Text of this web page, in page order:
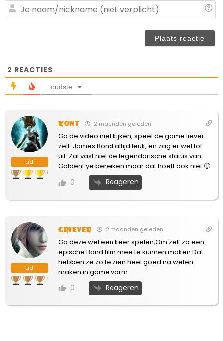
2 REACTIES
oudste
Lid
Kont 2 maanden geleden
Ga de video niet kijken, speel de game liever
zelf. James Bond altijd leuk, en zag er wel tof
uit. Zal vast niet de legendarische status van
GoldenEye bereiken maar dat hoeft ook niet 🙂
0 Reageren
Lid
Griever 2 maanden geleden
Ga deze wel een keer spelen,Om zelf zo een
epische Bond film mee te kunnen maken.Dat
hebben ze zo te zien heel goed na weten
maken in game vorm.
0 Reageren